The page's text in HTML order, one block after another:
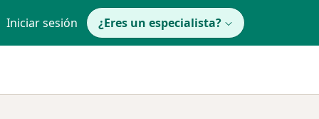
Iniciar sesión ¿Eres un especialista?